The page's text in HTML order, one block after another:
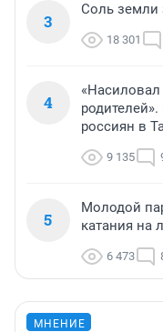
3
Соль земли
18 301
4
«Насиловал
россиян в
9 135
5
Молодой
катания на
6 473
МНЕНИЕ